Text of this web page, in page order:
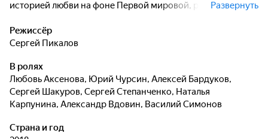
историей любви на фоне Первой мировой, революции,
перемалывает любовь Лизы к бедному курсанту Сычёву,
её ненависть к распущенному капитану Крушевскому, за
отношения между героями. Рассказ Лизы заставляет
Воронова переосмыслить свои представления о
революции и справедливости.
Развернуть
Режиссёр
Сергей Пикалов
В ролях
Любовь Аксенова, Юрий Чурсин, Алексей Бардуков,
Сергей Шакуров, Сергей Степанченко, Наталья
Карпунина, Александр Вдовин, Василий Симонов
Страна и год